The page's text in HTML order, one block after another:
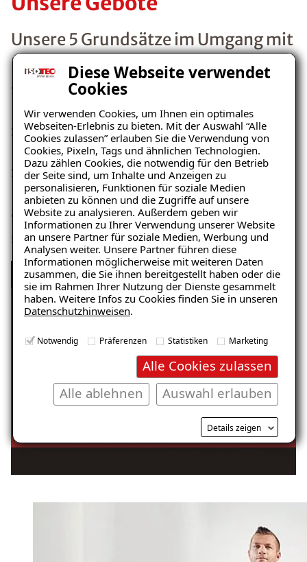
Diese Webseite verwendet
Cookies
Wir verwenden Cookies, um Ihnen ein optimales
Webseiten-Erlebnis zu bieten. Mit der Auswahl “Alle
Cookies zulassen” erlauben Sie die Verwendung von
Cookies, Pixeln, Tags und ähnlichen Technologien.
Dazu zählen Cookies, die notwendig für den Betrieb
der Seite sind, um Inhalte und Anzeigen zu
personalisieren, Funktionen für soziale Medien
anbieten zu können und die Zugriffe auf unsere
Website zu analysieren. Außerdem geben wir
Informationen zu Ihrer Verwendung unserer Website
an unsere Partner für soziale Medien, Werbung und
Analysen weiter. Unsere Partner führen diese
Informationen möglicherweise mit weiteren Daten
zusammen, die Sie ihnen bereitgestellt haben oder die
sie im Rahmen Ihrer Nutzung der Dienste gesammelt
haben. Weitere Infos zu Cookies finden Sie in unseren
Datenschutzhinweisen.
Notwendig Präferenzen Statistiken Marketing
Alle Cookies zulassen
Auswahl erlauben
Alle ablehnen
Details zeigen
Unsere 5 Grundsätze im Umgang mit
Kunden
Wir behandeln unsere Kunden freundlich und wie
gute Bekannte.
Wir stellen uns vor und sprechen unsere Kunden
mit Namen an.
Unsere Kunden bekommen von uns höchste
Qualität.
Wir halten unsere Zusagen ein.
Wir übertreffen die Erwartungen unserer Kunden.
ISOTEC-Sauberkeitspaket - Ein
Versprechen dem Taten folgen.